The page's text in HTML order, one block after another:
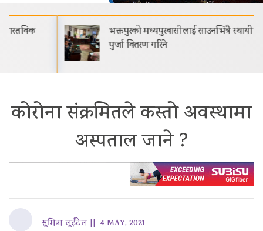
भक्तपुरको मध्यपुरबासीलाई साउनभित्रै स्थायी जग्गाधनी
पुर्जा वितरण गरिने
कोरोना संक्रमितले कस्तो अवस्थामा
अस्पताल जाने ?
सुमित्रा लुईंटेल || 4 MAY, 2021